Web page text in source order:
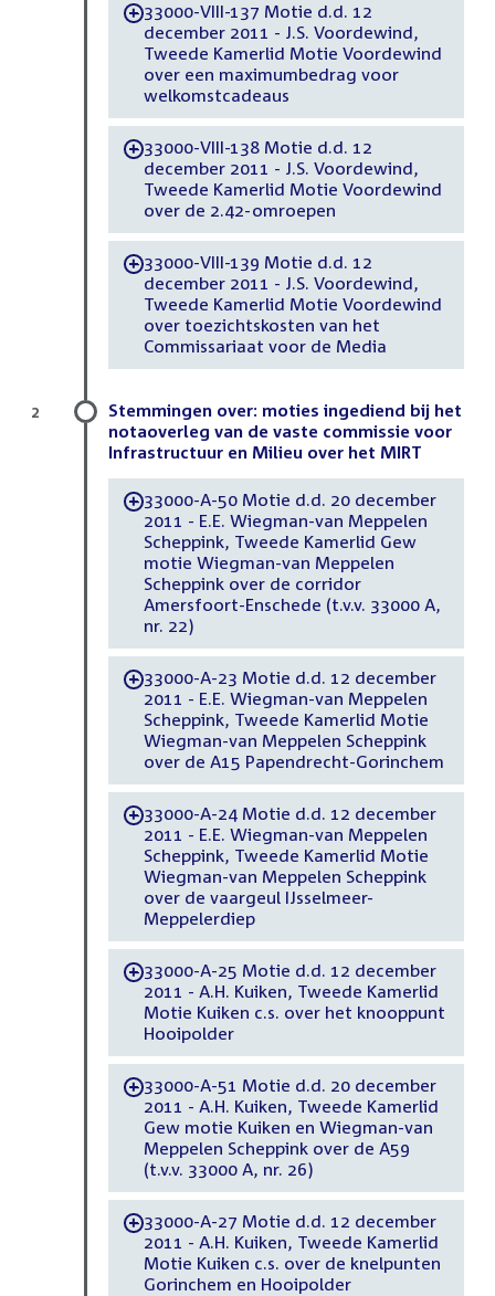
-33000-VIII-137 Motie d.d. 12
december 2011 - J.S. Voordewind,
Tweede Kamerlid Motie Voordewind
over een maximumbedrag voor
welkomstcadeaus
-33000-VIII-138 Motie d.d. 12
december 2011 - J.S. Voordewind,
Tweede Kamerlid Motie Voordewind
over de 2.42-omroepen
-33000-VIII-139 Motie d.d. 12
december 2011 - J.S. Voordewind,
Tweede Kamerlid Motie Voordewind
over toezichtskosten van het
Commissariaat voor de Media
Stemmingen over: moties ingediend bij het
notaoverleg van de vaste commissie voor
Infrastructuur en Milieu over het MIRT
-33000-A-50 Motie d.d. 20 december
2011 - E.E. Wiegman-van Meppelen
Scheppink, Tweede Kamerlid Gew
motie Wiegman-van Meppelen
Scheppink over de corridor
Amersfoort-Enschede (t.v.v. 33000 A,
nr. 22)
-33000-A-23 Motie d.d. 12 december
2011 - E.E. Wiegman-van Meppelen
Scheppink, Tweede Kamerlid Motie
Wiegman-van Meppelen Scheppink
over de A15 Papendrecht-Gorinchem
-33000-A-24 Motie d.d. 12 december
2011 - E.E. Wiegman-van Meppelen
Scheppink, Tweede Kamerlid Motie
Wiegman-van Meppelen Scheppink
over de vaargeul IJsselmeer-
Meppelerdiep
-33000-A-25 Motie d.d. 12 december
2011 - A.H. Kuiken, Tweede Kamerlid
Motie Kuiken c.s. over het knooppunt
Hooipolder
-33000-A-51 Motie d.d. 20 december
2011 - A.H. Kuiken, Tweede Kamerlid
Gew motie Kuiken en Wiegman-van
Meppelen Scheppink over de A59
(t.v.v. 33000 A, nr. 26)
-33000-A-27 Motie d.d. 12 december
2011 - A.H. Kuiken, Tweede Kamerlid
Motie Kuiken c.s. over de knelpunten
Gorinchem en Hooipolder
2